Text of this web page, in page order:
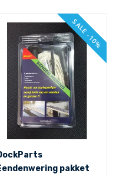
SALE -10%
pakket